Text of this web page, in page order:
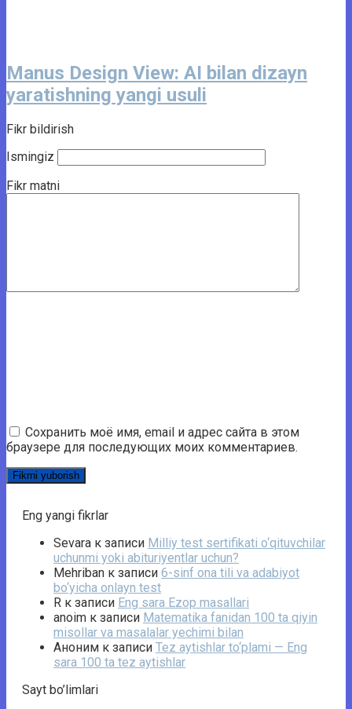
Manus Design View: AI bilan dizayn
yaratishning yangi usuli
Fikr bildirish
Ismingiz
Fikr matni
Сохранить моё имя, email и адрес сайта в этом
браузере для последующих моих комментариев.
Eng yangi fikrlar
Sevara к записи Milliy test sertifikati o‘qituvchilar
uchunmi yoki abituriyentlar uchun?
Mehriban к записи 6-sinf ona tili va adabiyot
bo‘yicha onlayn test
R к записи Eng sara Ezop masallari
anoim к записи Matematika fanidan 100 ta qiyin
misollar va masalalar yechimi bilan
Аноним к записи Tez aytishlar to‘plami — Eng
sara 100 ta tez aytishlar
Sayt bo’limlari